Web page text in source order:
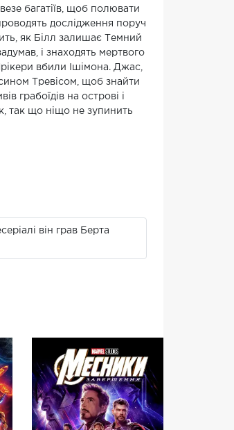
багатіїв, щоб полювати
дослідження поруч
як Білл залишає Темний
і знаходять мертвого
вбили Ішімона. Джас,
Тревісом, щоб знайти
грабоїдів на острові і
так що ніщо не зупинить
він грав Берта